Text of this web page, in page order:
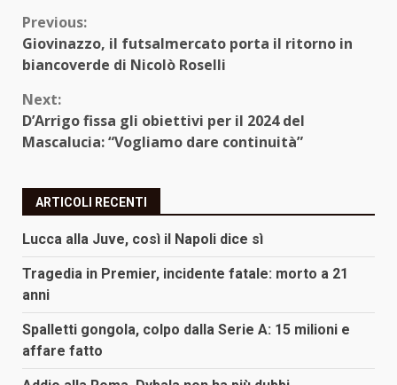
Continue
Reading
Previous:
Giovinazzo, il futsalmercato porta il ritorno in
biancoverde di Nicolò Roselli
Next:
D’Arrigo fissa gli obiettivi per il 2024 del
Mascalucia: “Vogliamo dare continuità”
ARTICOLI RECENTI
Lucca alla Juve, così il Napoli dice sì
Tragedia in Premier, incidente fatale: morto a 21
anni
Spalletti gongola, colpo dalla Serie A: 15 milioni e
affare fatto